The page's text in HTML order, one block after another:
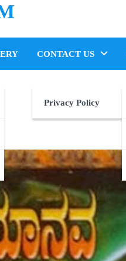
CONTACT US
Privacy Policy